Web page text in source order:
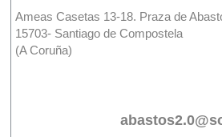
Ameas Casetas 13-18. Praza de
15703- Santiago de Compostela
(A Coruña)